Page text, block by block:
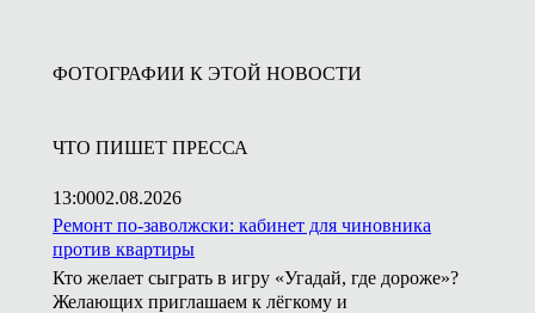
ФОТОГРАФИИ К ЭТОЙ НОВОСТИ
ЧТО ПИШЕТ ПРЕССА
13:0002.08.2026
Ремонт по-заволжски: кабинет для чиновника
против квартиры
Кто желает сыграть в игру «Угадай, где дороже»?
Желающих приглашаем к лёгкому и